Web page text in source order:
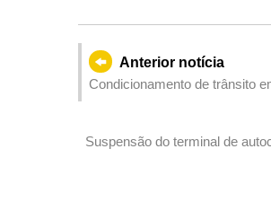
Anterior notícia
Condicionamento de trânsito
Suspensão do terminal de